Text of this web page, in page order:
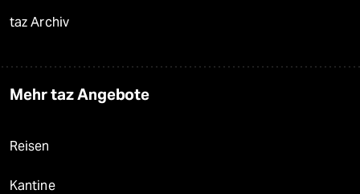
taz Archiv
Mehr taz Angebote
Reisen
Kantine